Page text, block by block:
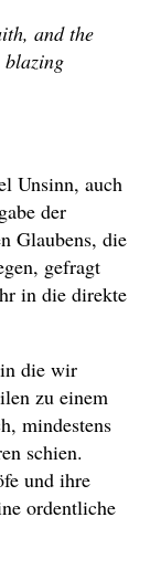
and the
Unsinn, auch
der
Glaubens, die
gefragt
in die direkte
die wir
zu einem
mindestens
schien.
und ihre
ordentliche